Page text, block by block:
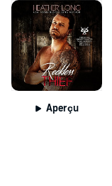
Aperçu